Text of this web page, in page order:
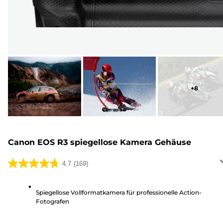
+8
Canon EOS R3 spiegellose Kamera Gehäuse
4.7 (169)
4.7
Sternen.
Spiegellose Vollformatkamera für professionelle Action-
Fotografen